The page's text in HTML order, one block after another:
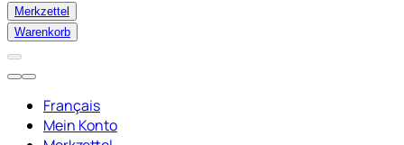
Merkzettel
Warenkorb
Français
Mein Konto